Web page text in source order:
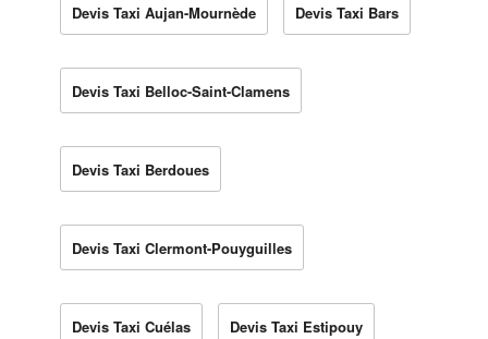
Devis Taxi Aujan-Mournède Devis Taxi Bars
Devis Taxi Belloc-Saint-Clamens
Devis Taxi Berdoues
Devis Taxi Clermont-Pouyguilles
Devis Taxi Cuélas Devis Taxi Estipouy